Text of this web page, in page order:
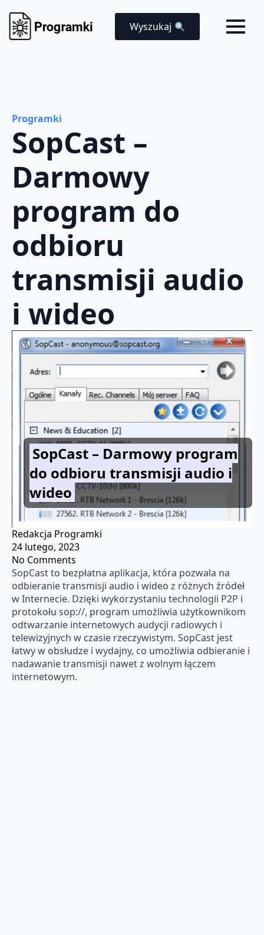
Wyszukaj
Programki
SopCast –
Darmowy
program do
odbioru
transmisji audio
i wideo
SopCast – Darmowy program
do odbioru transmisji audio i
wideo
Redakcja Programki
24 lutego, 2023
No Comments
SopCast to bezpłatna aplikacja, która pozwala na
odbieranie transmisji audio i wideo z różnych źródeł
w Internecie. Dzięki wykorzystaniu technologii P2P i
protokołu sop://, program umożliwia użytkownikom
odtwarzanie internetowych audycji radiowych i
telewizyjnych w czasie rzeczywistym. SopCast jest
łatwy w obsłudze i wydajny, co umożliwia odbieranie i
nadawanie transmisji nawet z wolnym łączem
internetowym.